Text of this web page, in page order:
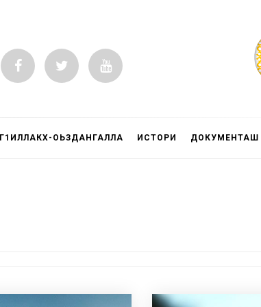
Г1ИЛЛАКХ-ОЬЗДАНГАЛЛА ИСТОРИ ДОКУМЕНТАШ